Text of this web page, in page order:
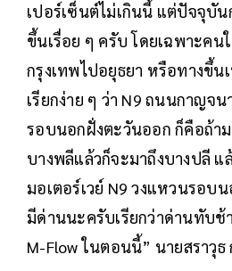
เปอร์เซ็นต์ไม่เกินนี้ แต่ปัจจุบัน
ขึ้นเรื่อย ๆ ครับ โดยเฉพาะคน
กรุงเทพไปอยุธยา หรือทางขึ้
เรียกง่าย ๆ ว่า N9 ถนนกาญจ
รอบนอกฝั่งตะวันออก ก็คือถ้า
บางพลีแล้วก็จะมาถึงบางปลี
มอเตอร์เวย์ N9 วงแหวนรอบ
มีด่านนะครับเรียกว่าด่านทับช้
M-Flow ในตอนนี้” นายสราวุธ